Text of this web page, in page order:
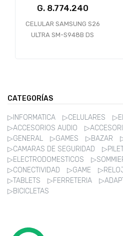
G.
CELULAR SAMSUNG S26
ULTRA SM-S948B DS
CATEGORÍAS
▷INFORMATICA ▷CELULARES
▷ACCESORIOS AUDIO
▷GENERAL
▷GAMES ▷BAZAR
▷CAMARAS DE SEGURIDAD
▷ELECTRODOMESTICOS
▷CONECTIVIDAD
▷GAME
▷TABLETS
▷FERRETERIA
▷BICICLETAS